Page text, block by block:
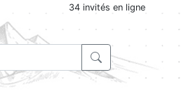
34 invités en ligne